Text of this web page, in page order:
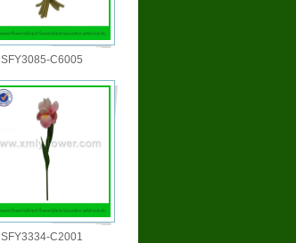
SFY3085-C6005
SFY3334-C2001